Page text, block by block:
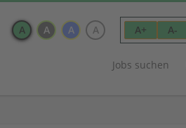
A A A A A+ A-
Jobs suchen